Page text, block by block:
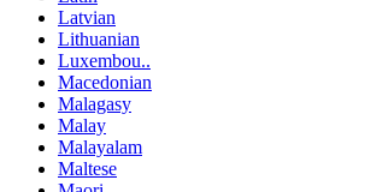
Latvian
Lithuanian
Luxembou..
Macedonian
Malagasy
Malay
Malayalam
Maltese